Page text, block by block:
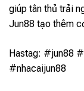
giúp tân thủ trải
Jun88 tạo thêm
Hastag: #jun88
#nhacaijun88